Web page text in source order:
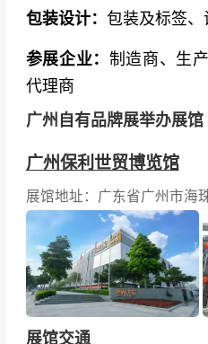
包装设计： 包装及标签、
参展企业： 制造商、生
代理商
广州自有品牌展举办展馆
广州保利世贸博览馆
展馆地址：广东省广州市海
展馆交通